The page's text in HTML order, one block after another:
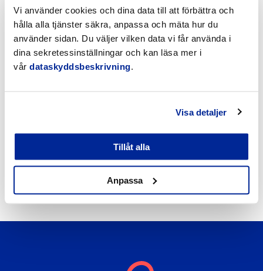
Vi använder cookies och dina data till att förbättra och
hålla alla tjänster säkra, anpassa och mäta hur du
använder sidan. Du väljer vilken data vi får använda i
dina sekretessinställningar och kan läsa mer i
vår dataskyddsbeskrivning.
Visa detaljer
Tillåt alla
Anpassa
Kultur- och fritidssektionen
Lediga arbetsplatser
Turism
Nyheter
Kungörelser